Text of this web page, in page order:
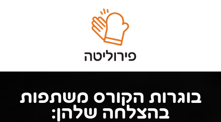
בוגרות הקורס משתפות
בהצלחה שלהן: